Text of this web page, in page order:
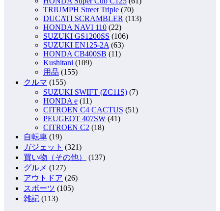
TRIUMPH Street Triple (70)
DUCATI SCRAMBLER (113)
HONDA NAVI 110 (22)
SUZUKI GS1200SS (106)
SUZUKI EN125-2A (63)
HONDA CB400SB (11)
Kushitani (109)
用品 (155)
クルマ (155)
SUZUKI SWIFT (ZC11S) (7)
HONDA e (11)
CITROEN C4 CACTUS (51)
PEUGEOT 407SW (41)
CITROEN C2 (18)
自転車 (19)
ガジェット (321)
買い物（その他）
(137)
グルメ (127)
アウトドア (26)
スポーツ (105)
雑記 (113)